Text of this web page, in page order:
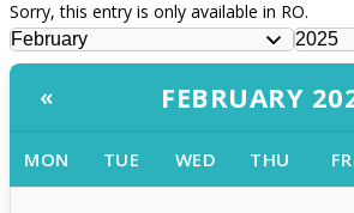
Sorry, this entry is only available in RO.
« FEBRUARY
MON TUE WED THU